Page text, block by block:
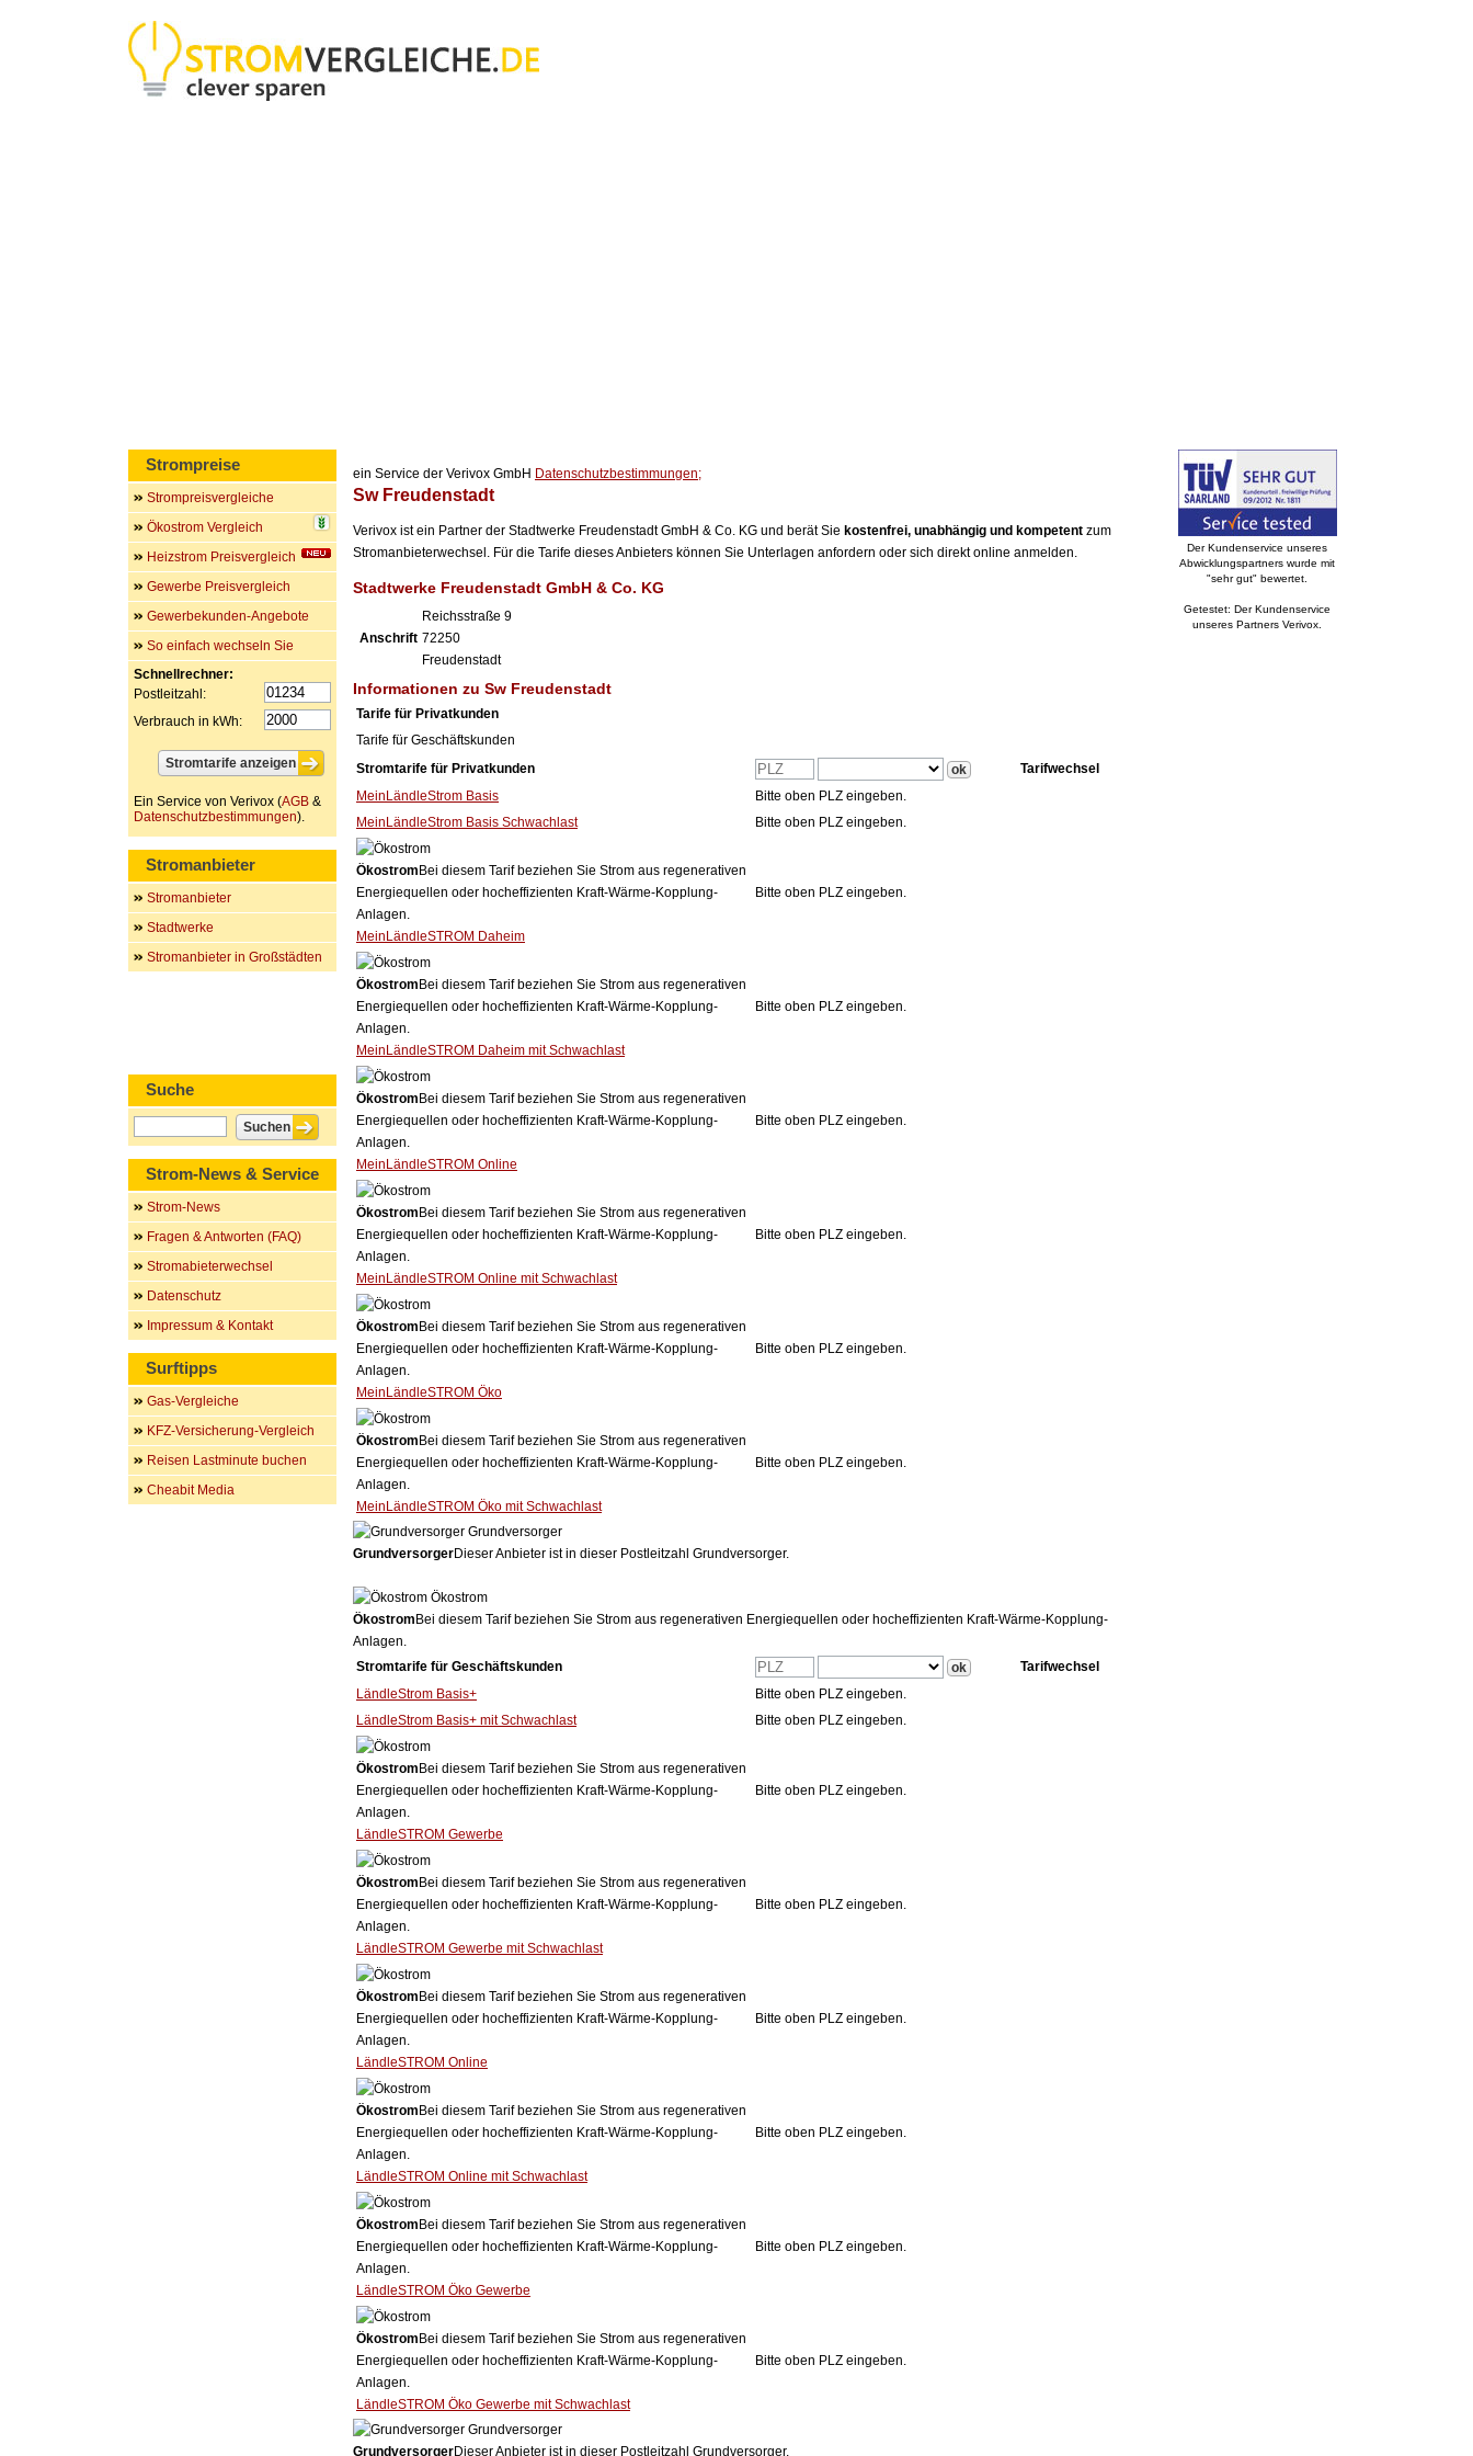
ein Service der Verivox GmbH Datenschutzbestimmungen;
Sw Freudenstadt
Verivox ist ein Partner der Stadtwerke Freudenstadt GmbH & Co. KG und berät Sie kostenfrei, unabhängig und kompetent zum
Stromanbieterwechsel. Für die Tarife dieses Anbieters können Sie Unterlagen anfordern oder sich direkt online anmelden.
Stadtwerke Freudenstadt GmbH & Co. KG
Anschrift
Reichsstraße 9
72250
Freudenstadt
Informationen zu Sw Freudenstadt
Tarife für Privatkunden
Tarife für Geschäftskunden
Stromtarife für Privatkunden
Tarifwechsel
MeinLändleStrom Basis
Bitte oben PLZ eingeben.
MeinLändleStrom Basis Schwachlast
Bitte oben PLZ eingeben.
Ökostrom Bei diesem Tarif beziehen Sie Strom aus regenerativen
Energiequellen oder hocheffizienten Kraft-Wärme-Kopplung-
Anlagen.
MeinLändleSTROM Daheim
Bitte oben PLZ eingeben.
Ökostrom Bei diesem Tarif beziehen Sie Strom aus regenerativen
Energiequellen oder hocheffizienten Kraft-Wärme-Kopplung-
Anlagen.
MeinLändleSTROM Daheim mit Schwachlast
Bitte oben PLZ eingeben.
Ökostrom Bei diesem Tarif beziehen Sie Strom aus regenerativen
Energiequellen oder hocheffizienten Kraft-Wärme-Kopplung-
Anlagen.
MeinLändleSTROM Online
Bitte oben PLZ eingeben.
Ökostrom Bei diesem Tarif beziehen Sie Strom aus regenerativen
Energiequellen oder hocheffizienten Kraft-Wärme-Kopplung-
Anlagen.
MeinLändleSTROM Online mit Schwachlast
Bitte oben PLZ eingeben.
Ökostrom Bei diesem Tarif beziehen Sie Strom aus regenerativen
Energiequellen oder hocheffizienten Kraft-Wärme-Kopplung-
Anlagen.
MeinLändleSTROM Öko
Bitte oben PLZ eingeben.
Ökostrom Bei diesem Tarif beziehen Sie Strom aus regenerativen
Energiequellen oder hocheffizienten Kraft-Wärme-Kopplung-
Anlagen.
MeinLändleSTROM Öko mit Schwachlast
Bitte oben PLZ eingeben.
Grundversorger
GrundversorgerDieser Anbieter ist in dieser Postleitzahl Grundversorger.
Ökostrom
Ökostrom Bei diesem Tarif beziehen Sie Strom aus regenerativen Energiequellen oder hocheffizienten Kraft-Wärme-Kopplung-
Anlagen.
Stromtarife für Geschäftskunden
Tarifwechsel
LändleStrom Basis+
Bitte oben PLZ eingeben.
LändleStrom Basis+ mit Schwachlast
Bitte oben PLZ eingeben.
Ökostrom Bei diesem Tarif beziehen Sie Strom aus regenerativen
Energiequellen oder hocheffizienten Kraft-Wärme-Kopplung-
Anlagen.
LändleSTROM Gewerbe
Bitte oben PLZ eingeben.
Ökostrom Bei diesem Tarif beziehen Sie Strom aus regenerativen
Energiequellen oder hocheffizienten Kraft-Wärme-Kopplung-
Anlagen.
LändleSTROM Gewerbe mit Schwachlast
Bitte oben PLZ eingeben.
Ökostrom Bei diesem Tarif beziehen Sie Strom aus regenerativen
Energiequellen oder hocheffizienten Kraft-Wärme-Kopplung-
Anlagen.
LändleSTROM Online
Bitte oben PLZ eingeben.
Ökostrom Bei diesem Tarif beziehen Sie Strom aus regenerativen
Energiequellen oder hocheffizienten Kraft-Wärme-Kopplung-
Anlagen.
LändleSTROM Online mit Schwachlast
Bitte oben PLZ eingeben.
Ökostrom Bei diesem Tarif beziehen Sie Strom aus regenerativen
Energiequellen oder hocheffizienten Kraft-Wärme-Kopplung-
Anlagen.
LändleSTROM Öko Gewerbe
Bitte oben PLZ eingeben.
Ökostrom Bei diesem Tarif beziehen Sie Strom aus regenerativen
Energiequellen oder hocheffizienten Kraft-Wärme-Kopplung-
Anlagen.
LändleSTROM Öko Gewerbe mit Schwachlast
Bitte oben PLZ eingeben.
Grundversorger
GrundversorgerDieser Anbieter ist in dieser Postleitzahl Grundversorger.
Strompreise
Strompreisvergleiche
Ökostrom Vergleich
Heizstrom Preisvergleich
Gewerbe Preisvergleich
Gewerbekunden-Angebote
So einfach wechseln Sie
Schnellrechner:
Postleitzahl:
Verbrauch in kWh:
Ein Service von Verivox (AGB &
Datenschutzbestimmungen).
Stromanbieter
Stromanbieter
Stadtwerke
Stromanbieter in Großstädten
Suche
Strom-News & Service
Strom-News
Fragen & Antworten (FAQ)
Stromabieterwechsel
Datenschutz
Impressum & Kontakt
Surftipps
Gas-Vergleiche
KFZ-Versicherung-Vergleich
Reisen Lastminute buchen
Cheabit Media
Der Kundenservice unseres
Abwicklungspartners wurde mit
"sehr gut" bewertet.
Getestet: Der Kundenservice
unseres Partners Verivox.